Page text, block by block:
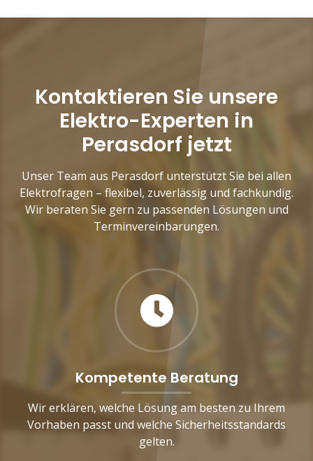
Kontaktieren Sie unsere
Elektro-Experten in
Perasdorf jetzt
Unser Team aus Perasdorf unterstützt Sie bei allen
Elektrofragen – flexibel, zuverlässig und fachkundig.
Wir beraten Sie gern zu passenden Lösungen und
Terminvereinbarungen.
Kompetente Beratung
Wir erklären, welche Lösung am besten zu Ihrem
Vorhaben passt und welche Sicherheitsstandards
gelten.